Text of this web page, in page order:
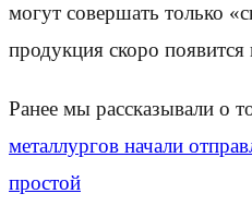
могут совершать только
продукция скоро появится
Ранее мы рассказывали о
металлургов начали
простой